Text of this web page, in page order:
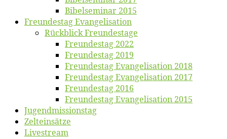
Bibelsemi­nar 2015
Freun­des­tag Evangelisation
Rück­blick Freundestage
Freun­des­tag 2022
Freun­des­tag 2019
Freun­des­tag Evan­ge­li­sa­ti­on 2018
Freun­des­tag Evan­ge­li­sa­ti­on 2017
Freun­des­tag 2016
Freun­des­tag Evan­ge­li­sa­ti­on 2015
Jugend­mis­sions­tag
Zelt­ein­sät­ze
Live­stream